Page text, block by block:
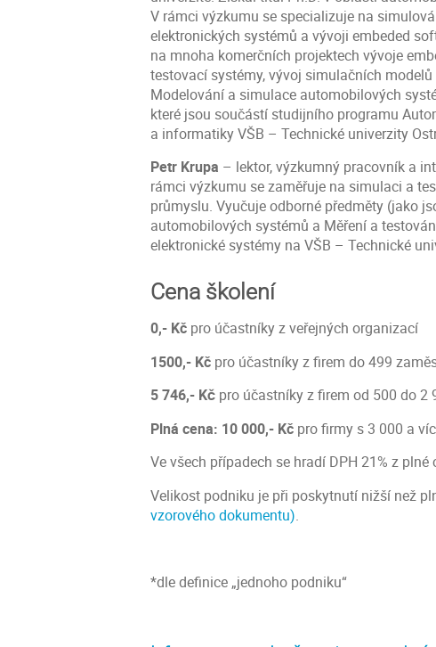
V rámci výzkumu se specializuje na
elektronických systémů a vývoji embeded
na mnoha komerčních projektech vývoje
testovací systémy, vývoj simulačních
Modelování a simulace automobilových
které jsou součástí studijního programu
a informatiky VŠB – Technické univerzity
Petr Krupa – lektor, výzkumný pracovník a
rámci výzkumu se zaměřuje na simulaci a
průmyslu. Vyučuje odborné předměty (jako
automobilových systémů a Měření a
elektronické systémy na VŠB – Technické
Cena školení
0,- Kč pro účastníky z veřejných organizací
1500,- Kč pro účastníky z firem do 499
5 746,- Kč pro účastníky z firem od 500 do 2
Plná cena: 10 000,- Kč pro firmy s 3 000 a
Ve všech případech se hradí DPH 21% z plné
Velikost podniku je při poskytnutí nižší než
vzorového dokumentu).
*dle definice „jednoho podniku“